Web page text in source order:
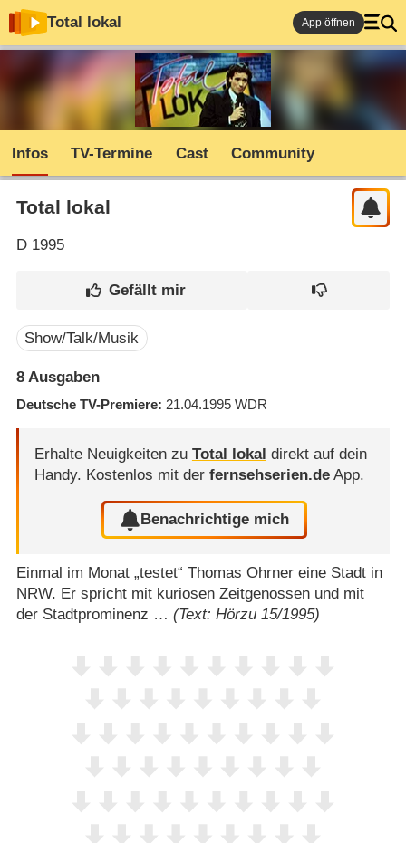
Total lokal App öffnen
Infos TV-Termine Cast Community
Total lokal
D1995
Show/Talk/Musik
8 Ausgaben
Deutsche TV-Premiere 21.04.1995 WDR
Erhalte Neuigkeiten zu Total lokal direkt auf dein
Handy. Kostenlos mit der fernsehserien.deApp.
Benachrichtige mich
Einmal im Monat „testet“ Thomas Ohrner eine Stadt in
NRW. Er spricht mit kuriosen Zeitgenossen und mit
der Stadtprominenz … (Text: Hörzu 15/1995)